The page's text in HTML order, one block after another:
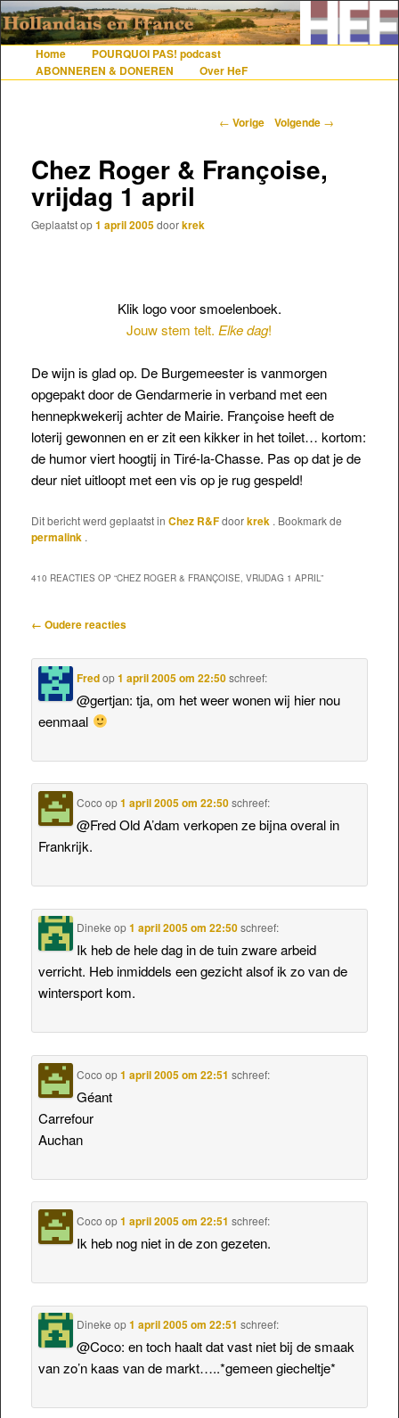
De gezelligste website voor Nederlanders die iets met Frankrijk hebben
HoofdmenuSpring naar de primaire inhoud
Spring naar de secundaire inhoud
Home
POURQUOI PAS! podcast
ABONNEREN & DONEREN
Over HeF
Berichtnavigatie
← Vorige Volgende →
Chez Roger & Françoise,
vrijdag 1 april
Geplaatst op1 april 2005doorkrek
Klik logo voor smoelenboek.
Jouw stem telt.Elke dag!
De wijn is glad op. De Burgemeester is vanmorgen
opgepakt door de Gendarmerie in verband met een
hennepkwekerij achter de Mairie. Françoise heeft de
loterij gewonnen en er zit een kikker in het toilet… kortom:
de humor viert hoogtij in Tiré-la-Chasse. Pas op dat je de
deur niet uitloopt met een vis op je rug gespeld!
Dit bericht werd geplaatst in Chez R&Fdoorkrek . Bookmark de
permalink .
410 REACTIES OP “CHEZ ROGER & FRANÇOISE, VRIJDAG 1 APRIL”
Reactienavigatie
← Oudere reacties
Fredop1 april 2005 om 22:50 schreef:
@gertjan: tja, om het weer wonen wij hier nou
eenmaal
Coco op1 april 2005 om 22:50 schreef:
@Fred Old A’dam verkopen ze bijna overal in
Frankrijk.
Dineke op1 april 2005 om 22:50 schreef:
Ik heb de hele dag in de tuin zware arbeid
verricht. Heb inmiddels een gezicht alsof ik zo van de
wintersport kom.
Coco op1 april 2005 om 22:51 schreef:
Géant
Carrefour
Auchan
Coco op1 april 2005 om 22:51 schreef:
Ik heb nog niet in de zon gezeten.
Dineke op1 april 2005 om 22:51 schreef:
@Coco: en toch haalt dat vast niet bij de smaak
van zo’n kaas van de markt…..*gemeen giecheltje*